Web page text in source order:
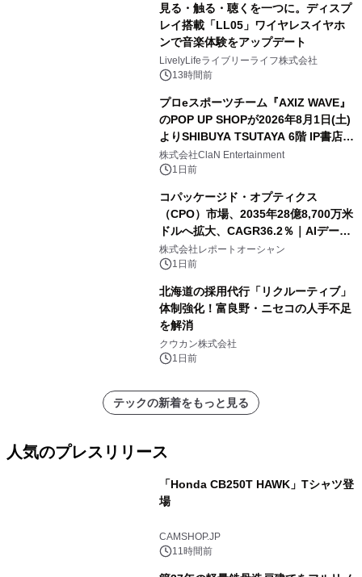
見る・触る・聴くを一つに。ディスプ
レイ搭載「LL05」ワイヤレスイヤホ
ンで音楽体験をアップデート
LivelyLifeライブリーライフ株式会社
13時間前
プロeスポーツチーム『AXIZ WAVE』
のPOP UP SHOPが2026年8月1日(土)
よりSHIBUYA TSUTAYA 6階 IP書店で
開催決定！！
株式会社ClaN Entertainment
1日前
コパッケージド・オプティクス
（CPO）市場、2035年28億8,700万米
ドルへ拡大、CAGR36.2％｜AIデータ
センター・高速光通信需要が成長を加
速
株式会社レポートオーシャン
1日前
北海道の採用代行「リクルーティブ」
体制強化！富良野・ニセコの人手不足
を解消
クウカン株式会社
1日前
テックの新着をもっと見る
人気のプレスリリース
「Honda CB250T HAWK」Tシャツ登
場
CAMSHOP.JP
11時間前